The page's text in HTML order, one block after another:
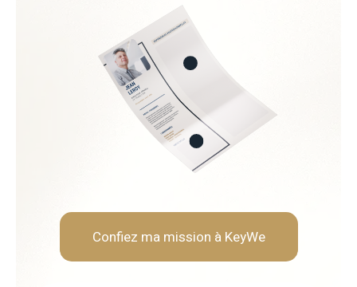
Soft Skills recherchées :
Rigueur et fiabilité
Neutralité et indépendance
Capacité d'analyse et de
Confiez ma mission à KeyWe